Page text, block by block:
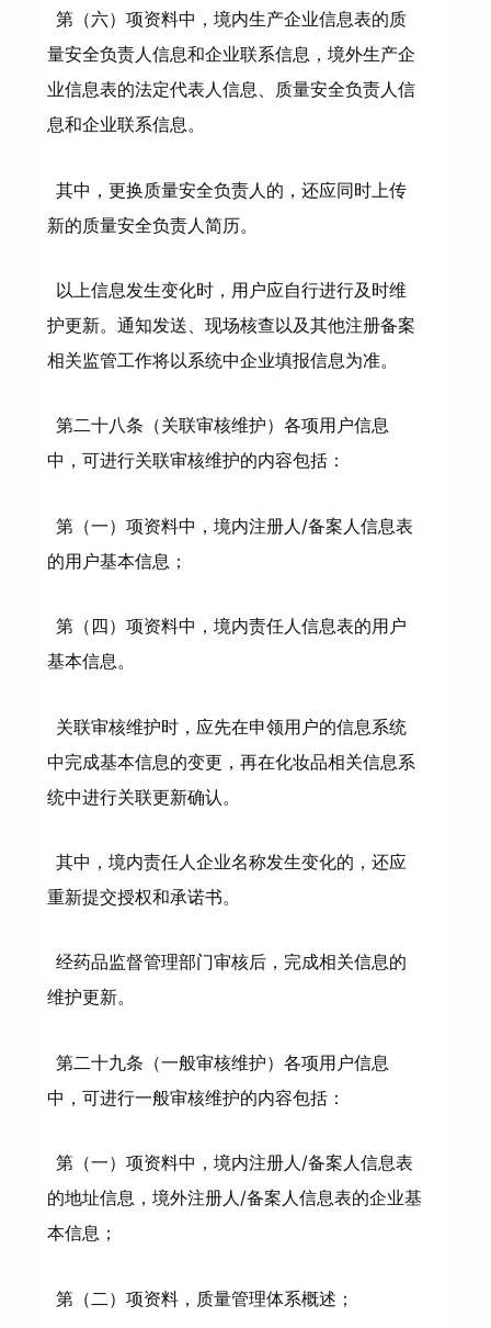
第（六）项资料中，境内生产企业信息表的质
量安全负责人信息和企业联系信息，境外生产企
业信息表的法定代表人信息、质量安全负责人信
息和企业联系信息。
其中，更换质量安全负责人的，还应同时上传
新的质量安全负责人简历。
以上信息发生变化时，用户应自行进行及时维
护更新。通知发送、现场核查以及其他注册备案
相关监管工作将以系统中企业填报信息为准。
第二十八条（关联审核维护）各项用户信息
中，可进行关联审核维护的内容包括：
第（一）项资料中，境内注册人/备案人信息表
的用户基本信息；
第（四）项资料中，境内责任人信息表的用户
基本信息。
关联审核维护时，应先在申领用户的信息系统
中完成基本信息的变更，再在化妆品相关信息系
统中进行关联更新确认。
其中，境内责任人企业名称发生变化的，还应
重新提交授权和承诺书。
经药品监督管理部门审核后，完成相关信息的
维护更新。
第二十九条（一般审核维护）各项用户信息
中，可进行一般审核维护的内容包括：
第（一）项资料中，境内注册人/备案人信息表
的地址信息，境外注册人/备案人信息表的企业基
本信息；
第（二）项资料，质量管理体系概述；